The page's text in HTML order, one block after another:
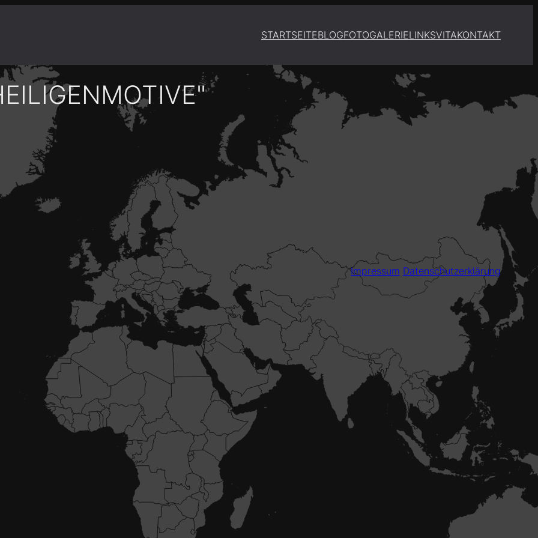
STARTSEITEBLOGFOTOGALERIELINKSVITAKONTAKT
Impressum Datenschutzerklärung